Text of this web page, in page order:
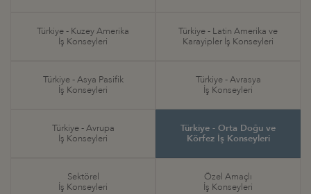
Türkiye - Kuzey Amerika
İş Konseyleri
Türkiye - Latin Amerika ve
Karayipler İş Konseyleri
Türkiye - Asya Pasifik
İş Konseyleri
Türkiye - Avrasya
İş Konseyleri
Türkiye - Avrupa
İş Konseyleri
Türkiye - Orta Doğu ve
Körfez İş Konseyleri
Sektörel
İş Konseyleri
Özel Amaçlı
İş Konseyleri